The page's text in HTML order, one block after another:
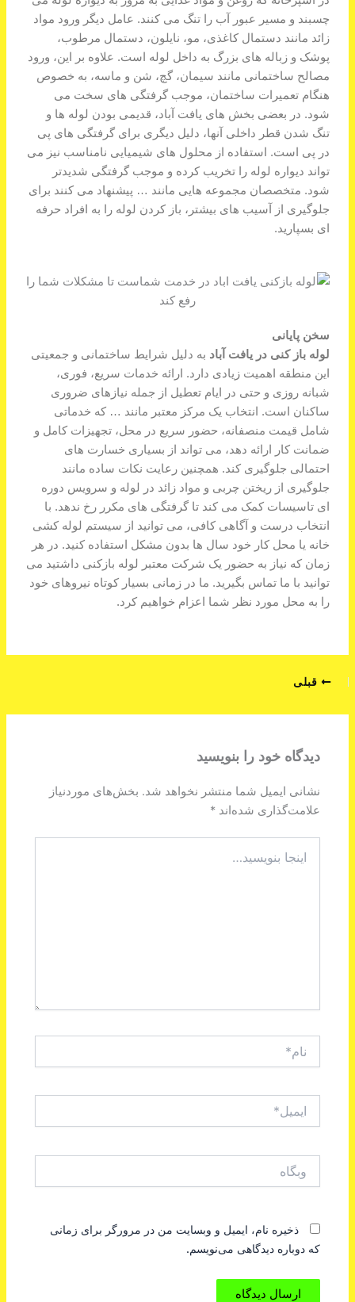
چسبند و مسیر عبور آب را تنگ می کنند. عامل دیگر ورود مواد
زائد مانند دستمال کاغذی، مو، نایلون، دستمال مرطوب،
پوشک و زباله های بزرگ به داخل لوله است. علاوه بر این، ورود
مصالح ساختمانی مانند سیمان، گچ، شن و ماسه، به خصوص
هنگام تعمیرات ساختمان، موجب گرفتگی های سخت می
شود. در بعضی بخش های یافت آباد، قدیمی بودن لوله ها و
تنگ شدن قطر داخلی آنها، دلیل دیگری برای گرفتگی های پی
در پی است. استفاده از محلول های شیمیایی نامناسب نیز می
تواند دیواره لوله را تخریب کرده و موجب گرفتگی شدیدتر
شود. متخصصان مجموعه هایی مانند … پیشنهاد می کنند برای
جلوگیری از آسیب های بیشتر، باز کردن لوله را به افراد حرفه
ای بسپارید.
سخن پایانی
لوله باز کنی در یافت آباد به دلیل شرایط ساختمانی و جمعیتی
این منطقه اهمیت زیادی دارد. ارائه خدمات سریع، فوری،
شبانه روزی و حتی در ایام تعطیل از جمله نیازهای ضروری
ساکنان است. انتخاب یک مرکز معتبر مانند … که خدماتی
شامل قیمت منصفانه، حضور سریع در محل، تجهیزات کامل و
ضمانت کار ارائه دهد، می تواند از بسیاری خسارت های
احتمالی جلوگیری کند. همچنین رعایت نکات ساده مانند
جلوگیری از ریختن چربی و مواد زائد در لوله و سرویس دوره
ای تاسیسات کمک می کند تا گرفتگی های مکرر رخ ندهد. با
انتخاب درست و آگاهی کافی، می توانید از سیستم لوله کشی
خانه یا محل کار خود سال ها بدون مشکل استفاده کنید. در هر
زمان که نیاز به حضور یک شرکت معتبر لوله بازکنی داشتید می
توانید با ما تماس بگیرید. ما در زمانی بسیار کوتاه نیروهای خود
را به محل مورد نظر شما اعزام خواهیم کرد.
قبلی
دیدگاه‌ خود را بنویسید
نشانی ایمیل شما منتشر نخواهد شد. بخش‌های موردنیاز
علامت‌گذاری شده‌اند*
بنویسید…
ذخیره نام، ایمیل و وبسایت من در مرورگر برای زمانی
که دوباره دیدگاهی می‌نویسم.